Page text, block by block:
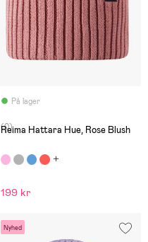
På lager
(0)
Reima Hattara Hue, Rose Blush
199 kr
Nyhed